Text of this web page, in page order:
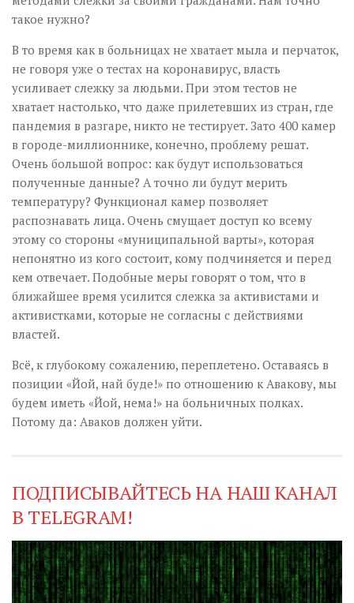
такое нужно?
В то время как в больницах не хватает мыла и перчаток,
не говоря уже о тестах на коронавирус, власть
усиливает слежку за людьми. При этом тестов не
хватает настолько, что даже прилетевших из стран, где
пандемия в разгаре, никто не тестирует. Зато 400 камер
в городе-миллионнике, конечно, проблему решат.
Очень большой вопрос: как будут использоваться
полученные данные? А точно ли будут мерить
температуру? Функционал камер позволяет
распознавать лица. Очень смущает доступ ко всему
этому со стороны «муниципальной варты», которая
непонятно из кого состоит, кому подчиняется и перед
кем отвечает. Подобные меры говорят о том, что в
ближайшее время усилится слежка за активистами и
активистками, которые не согласны с действиями
властей.
Всё, к глубокому сожалению, переплетено. Оставаясь в
позиции «Йой, най буде!» по отношению к Авакову, мы
будем иметь «Йой, нема!» на больничных полках.
Потому да: Аваков должен уйти.
ПОДПИСЫВАЙТЕСЬ НА НАШ КАНАЛ
В TELEGRAM!